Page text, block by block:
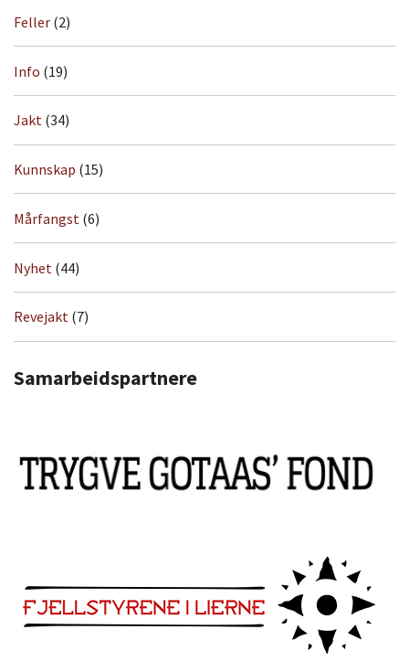
Feller (2)
Info (19)
Jakt (34)
Kunnskap (15)
Mårfangst (6)
Nyhet (44)
Revejakt (7)
Samarbeidspartnere